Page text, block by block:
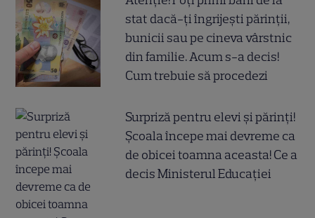
stat dacă-ți îngrijești părinții,
bunicii sau pe cineva vârstnic
din familie. Acum s-a decis!
Cum trebuie să procedezi
Surpriză pentru elevi și părinți!
Școala începe mai devreme ca
de obicei toamna aceasta! Ce a
decis Ministerul Educației